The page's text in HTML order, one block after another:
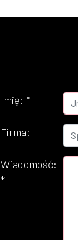
Imię:*
Firma:
Wiadomość:
*